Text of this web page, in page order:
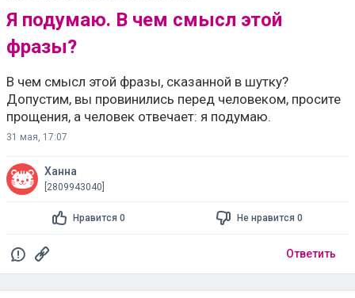
Я подумаю. В чем смысл этой
фразы?
В чем смысл этой фразы, сказанной в шутку?
Допустим, вы провинились перед человеком, просите
прощения, а человек отвечает: я подумаю.
31 мая, 17:07
Ханна
[2809943040]
Нравится 0 Не нравится 0
Ответить